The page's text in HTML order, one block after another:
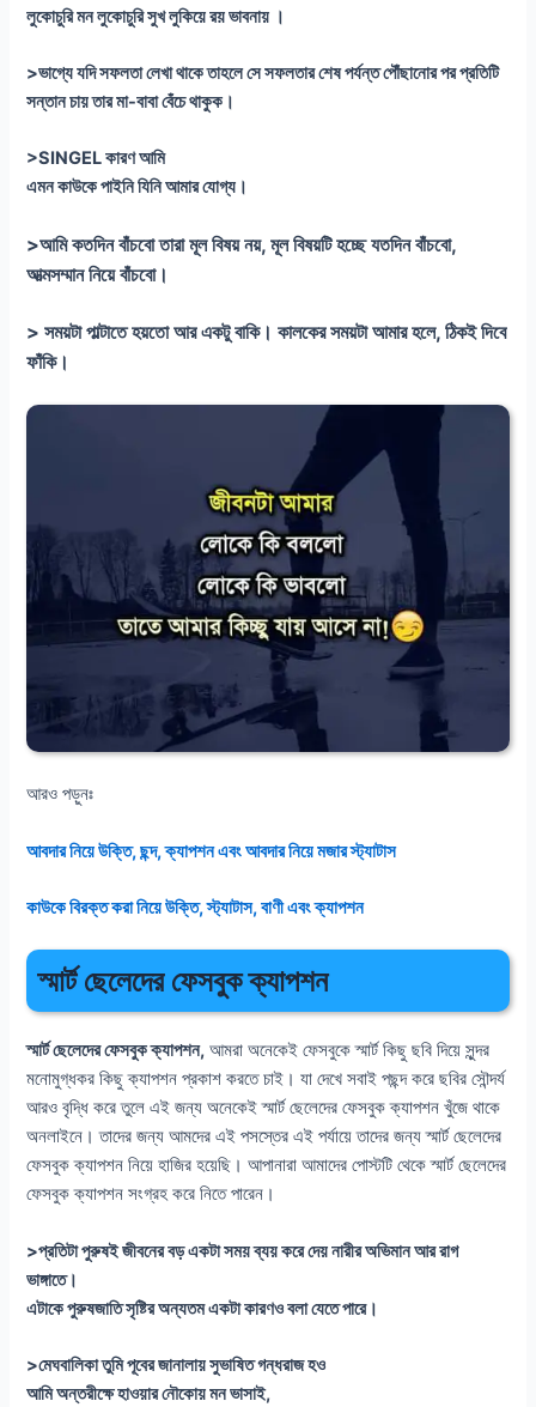
লুকোচুরি মন লুকোচুরি সুখ লুকিয়ে রয় ভাবনায় ।
>ভাগ্যে যদি সফলতা লেখা থাকে তাহলে সে সফলতার শেষ পর্যন্ত পৌঁছানোর পর প্রতিটি
সন্তান চায় তার মা-বাবা বেঁচে থাকুক।
>SINGEL কারণ আমি
এমন কাউকে পাইনি যিনি আমার যোগ্য।
>আমি কতদিন বাঁচবো তারা মূল বিষয় নয়, মূল বিষয়টি হচ্ছে যতদিন বাঁচবো,
আত্মসম্মান নিয়ে বাঁচবো।
> সময়টা পাল্টাতে হয়তো আর একটু বাকি। কালকের সময়টা আমার হলে, ঠিকই দিবে
ফাঁকি।
আরও পড়ুনঃ
আবদার নিয়ে উক্তি, ছন্দ, ক্যাপশন এবং আবদার নিয়ে মজার স্ট্যাটাস
কাউকে বিরক্ত করা নিয়ে উক্তি, স্ট্যাটাস, বাণী এবং ক্যাপশন
স্মার্ট ছেলেদের ফেসবুক ক্যাপশন
স্মার্ট ছেলেদের ফেসবুক ক্যাপশন, আমরা অনেকেই ফেসবুকে স্মার্ট কিছু ছবি দিয়ে সুন্দর
মনোমুগ্ধকর কিছু ক্যাপশন প্রকাশ করতে চাই। যা দেখে সবাই পছন্দ করে ছবির সৌন্দর্য
আরও বৃদ্ধি করে তুলে এই জন্য অনেকেই স্মার্ট ছেলেদের ফেসবুক ক্যাপশন খুঁজে থাকে
অনলাইনে। তাদের জন্য আমদের এই পসস্তের এই পর্যায়ে তাদের জন্য স্মার্ট ছেলেদের
ফেসবুক ক্যাপশন নিয়ে হাজির হয়েছি। আপানারা আমাদের পোস্টটি থেকে স্মার্ট ছেলেদের
ফেসবুক ক্যাপশন সংগ্রহ করে নিতে পারেন।
>প্রতিটা পুরুষই জীবনের বড় একটা সময় ব্যয় করে দেয় নারীর অভিমান আর রাগ
ভাঙ্গাতে।
এটাকে পুরুষজাতি সৃষ্টির অন্যতম একটা কারণও বলা যেতে পারে।
>মেঘবালিকা তুমি পূবের জানালায় সুভাষিত গন্ধরাজ হও
আমি অন্তরীক্ষে হাওয়ার নৌকোয় মন ভাসাই,